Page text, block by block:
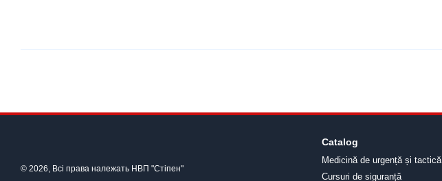
© 2026, Всі права належать НВП "Стіпен"
Catalog
Medicină de urgență și tactică
Cursuri de siguranță